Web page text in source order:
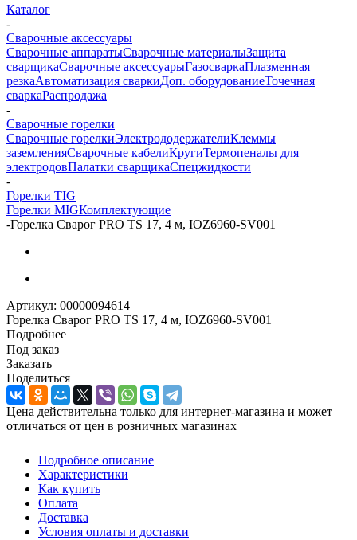
Каталог
-
Сварочные аксессуары
Сварочные аппаратыСварочные материалыЗащита
сварщикаСварочные аксессуарыГазосваркаПлазменная
резкаАвтоматизация сваркиДоп. оборудованиеТочечная
сваркаРаспродажа
-
Сварочные горелки
Сварочные горелкиЭлектрододержателиКлеммы
заземленияСварочные кабелиКругиТермопеналы для
электродовПалатки сварщикаСпецжидкости
-
Горелки TIG
Горелки MIGКомплектующие
-Горелка Сварог PRO TS 17, 4 м, IOZ6960-SV001
Артикул: 00000094614
Горелка Сварог PRO TS 17, 4 м, IOZ6960-SV001
Подробнее
Под заказ
Заказать
Поделиться
Цена действительна только для интернет-магазина и может
отличаться от цен в розничных магазинах
Подробное описание
Характеристики
Как купить
Оплата
Доставка
Условия оплаты и доставки